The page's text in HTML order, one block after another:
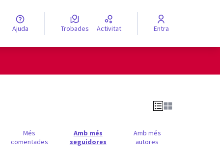
Elegir el idioma
Ajuda Trobades Activitat Entra
Més
comentades
Amb més
seguidores
Amb més
autores